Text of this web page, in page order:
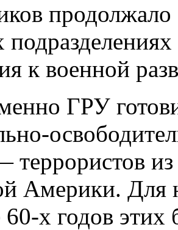
к военной
ГРУ
террористов
Америки. Для
60-х годов этих